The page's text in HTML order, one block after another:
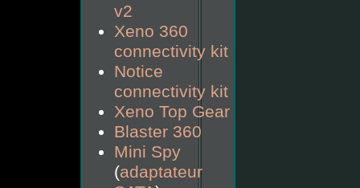
v2
Xeno 360
connectivity kit
Notice
connectivity kit
Xeno Top Gear
Blaster 360
Mini Spy
(adaptateur